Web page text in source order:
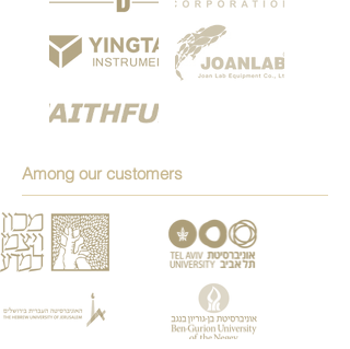
Among our customers